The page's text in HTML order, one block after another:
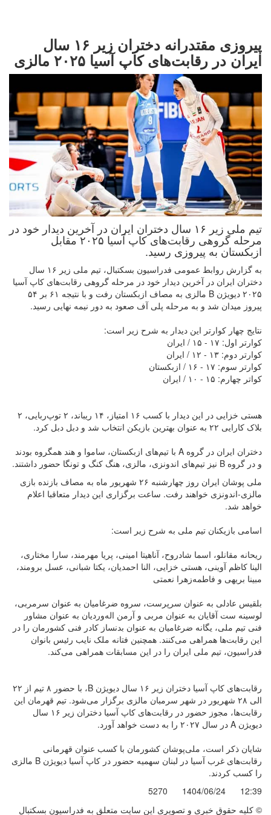
پیروزی مقتدرانه دختران زیر ۱۶ سال
ایران در رقابت‌های کاپ آسیا ۲۰۲۵ مالزی
تیم ملی زیر ۱۶ سال دختران ایران در آخرین دیدار خود در
مرحله گروهی رقابت‌های کاپ آسیا ۲۰۲۵ مقابل
ازبکستان به پیروزی رسید.
به گزارش روابط عمومی فدراسیون بسکتبال، تیم ملی زیر ۱۶ سال
دختران ایران در آخرین دیدار خود در مرحله گروهی رقابت‌های کاپ آسیا
۲۰۲۵ دیویژن B مالزی به مصاف ازبکستان رفت و با نتیجه ۶۱ بر ۵۴
پیروز میدان شد و به مرحله پلی آف صعود به دور نیمه نهایی رسید.
نتایج چهار کوارتر این دیدار به شرح زیر است:
کوارتر اول: ۱۷ - ۱۵ / ایران
کوارتر دوم: ۱۳ - ۱۲ / ایران
کوارتر سوم: ۱۷ - ۱۶ / ازبکستان
کواتر چهارم: ۱۵ - ۱۰ / ایران
هستی خزایی در این دیدار با کسب ۱۶ امتیاز، ۱۴ ریباند، ۲ توپ‌ربایی، ۲
بلاک کارایی ۲۲ به عنوان بهترین بازیکن انتخاب شد و دبل دبل کرد.
دختران ایران در گروه A با تیم‌های ازبکستان، ساموا و هند همگروه بودند
و در گروه B نیز تیم‌های اندونزی، مالزی، هنگ کنگ و تونگا حضور داشتند.
ملی پوشان ایران روز چهارشنبه ۲۶ شهریور ماه به مصاف بازنده بازی
مالزی-اندونزی خواهند رفت. ساعت برگزاری این دیدار متعاقبا اعلام
خواهد شد.
اسامی بازیکنان تیم ملی به شرح زیر است:
ریحانه مقانلو، اسما شادروح، آناهیتا امینی، پریا مهرمند، سارا مختاری،
الینا کاظم آوینی، هستی خزایی، النا احمدیان، یکتا شبانی، عسل برومند،
مبینا بریهی و فاطمه‌زهرا نعمتی
بلقیس عادلی به عنوان سرپرست، سروه ضرغامیان به عنوان سرمربی،
لوسینه ست آقایان به عنوان مربی و آرمن اله‌وردیان به عنوان مشاور
فنی تیم ملی، یگانه ضرغامیان به عنوان بدنساز کادر فنی کشورمان را در
این رقابت‌ها همراهی می‌کنند. همچنین فتانه ملک نایب رئیس بانوان
فدراسیون، تیم ملی ایران را در این مسابقات همراهی می‌کند.
رقابت‌های کاپ آسیا دختران زیر ۱۶ سال دیویژن B، با حضور ۸ تیم از ۲۲
الی ۲۸ شهریور در شهر سرمبان مالزی برگزار می‌شود. تیم قهرمان این
رقابت‌ها، مجوز حضور در رقابت‌های کاپ آسیا دختران زیر ۱۶ سال
دیویژن A در سال ۲۰۲۷ را به دست خواهد آورد.
شایان ذکر است، ملی‌پوشان کشورمان با کسب عنوان قهرمانی
رقابت‌های غرب آسیا در لبنان سهمیه حضور در کاپ آسیا دیویژن B مالزی
را کسب کردند.
12:39
1404/06/24
5270
© کليه حقوق خبری و تصويری اين سايت متعلق به فدراسیون بسکتبال